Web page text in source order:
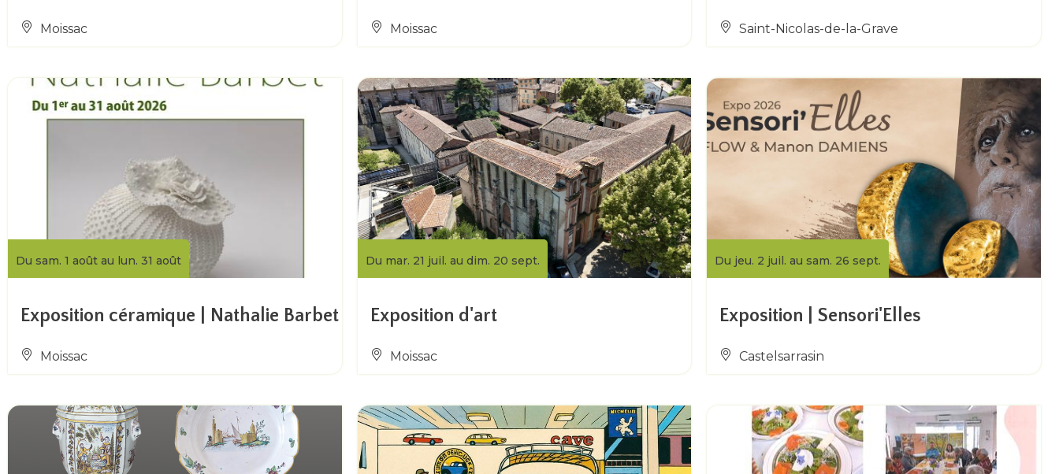
Moissac Moissac Saint-Nicolas-de-la-Grave
Du sam. 1 août au lun. 31 août
Exposition céramique | Nathalie Barbet
Moissac
Du mar. 21 juil. au dim. 20 sept.
Exposition d'art
Moissac
Du jeu. 2 juil. au sam. 26 sept.
Exposition | Sensori'Elles
Castelsarrasin